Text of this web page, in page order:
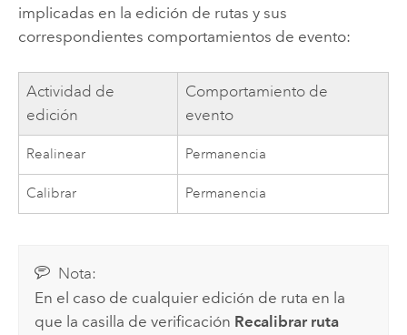
implicadas en la edición de rutas y sus
correspondientes comportamientos de evento:
Actividad de
edición
Comportamiento de
evento
Realinear Permanencia
Calibrar Permanencia
Nota:
En el caso de cualquier edición de ruta en la
que la casilla de verificación Recalibrar ruta